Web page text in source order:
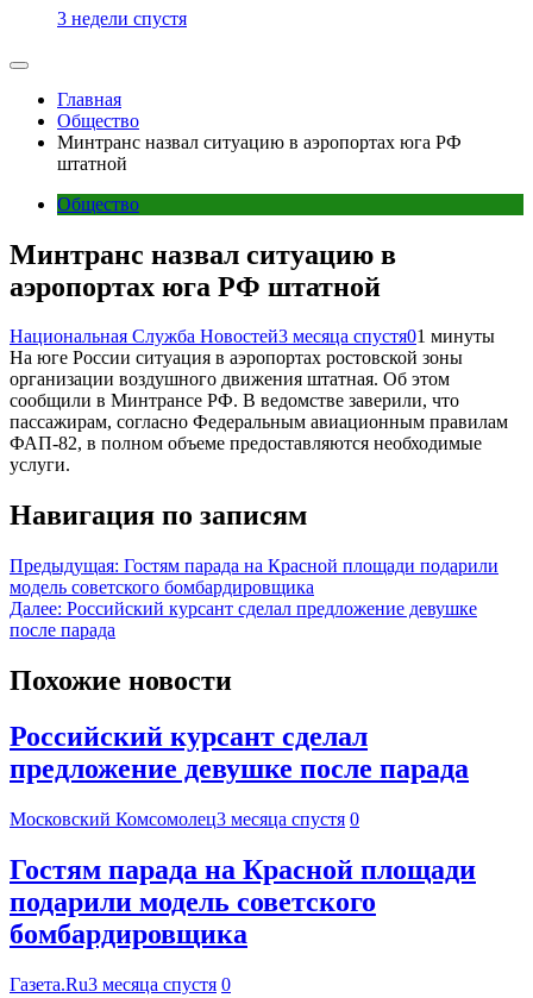
3 недели спустя
Главная
Общество
Минтранс назвал ситуацию в аэропортах юга РФ
штатной
Общество
Минтранс назвал ситуацию в
аэропортах юга РФ штатной
Национальная Служба Новостей3 месяца спустя01 минуты
На юге России ситуация в аэропортах ростовской зоны
организации воздушного движения штатная. Об этом
сообщили в Минтрансе РФ. В ведомстве заверили, что
пассажирам, согласно Федеральным авиационным правилам
ФАП-82, в полном объеме предоставляются необходимые
услуги.
Навигация по записям
Предыдущая: Гостям парада на Красной площади подарили
модель советского бомбардировщика
Далее: Российский курсант сделал предложение девушке
после парада
Похожие новости
Российский курсант сделал
предложение девушке после парада
Московский Комсомолец3 месяца спустя 0
Гостям парада на Красной площади
подарили модель советского
бомбардировщика
Газета.Ru3 месяца спустя 0